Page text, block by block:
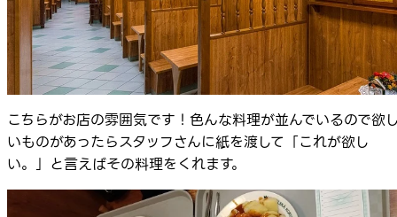
こちらがお店の雰囲気です！色んな料理が並んでいるので欲
いものがあったらスタッフさんに紙を渡して「これが欲し
い。」と言えばその料理をくれます。